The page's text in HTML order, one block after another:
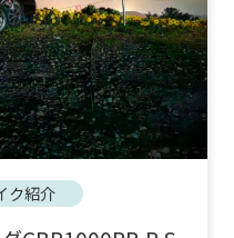
ク紹介